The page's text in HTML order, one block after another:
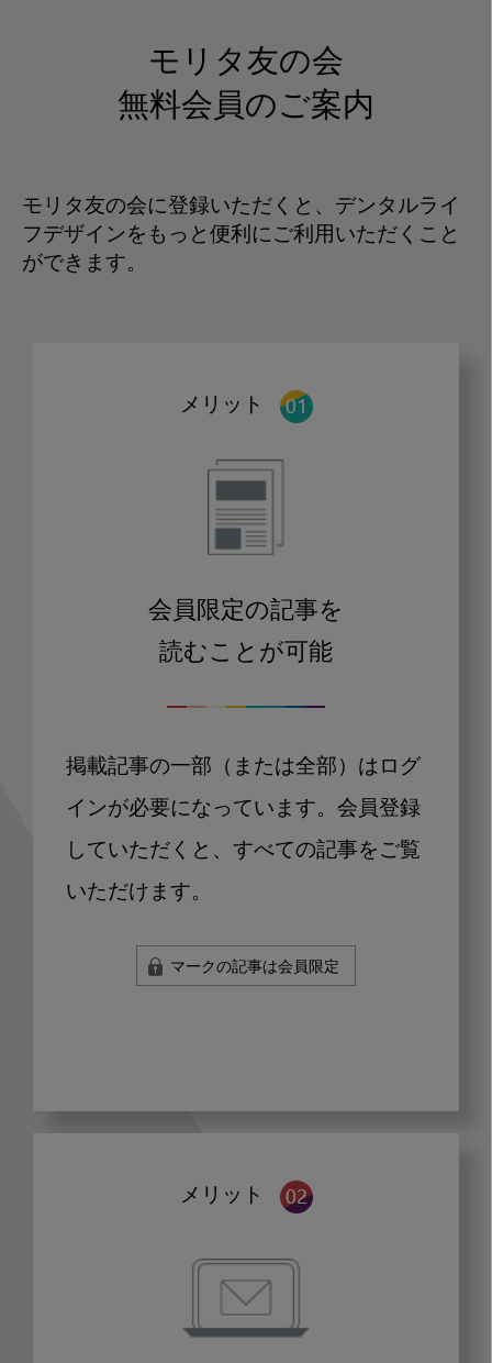
モリタ友の会
無料会員のご案内
モリタ友の会に登録いただくと、デンタルライ
フデザインをもっと便利にご利用いただくこと
ができます。
メリット
会員限定の記事を
読むことが可能
掲載記事の一部（または全部）はログ
インが必要になっています。会員登録
していただくと、すべての記事をご覧
いただけます。
マークの記事は会員限定
メリット